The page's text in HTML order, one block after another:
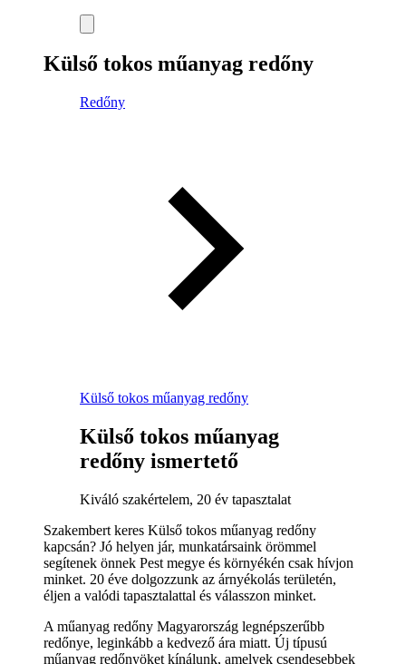
Külső tokos műanyag redőny
Redőny
Külső tokos műanyag redőny
Külső tokos műanyag
redőny ismertető
Kiváló szakértelem, 20 év tapasztalat
Szakembert keres Külső tokos műanyag redőny
kapcsán? Jó helyen jár, munkatársaink örömmel
segítenek önnek Pest megye és környékén csak hívjon
minket. 20 éve dolgozzunk az árnyékolás területén,
éljen a valódi tapasztalattal és válasszon minket.
A műanyag redőny Magyarország legnépszerűbb
redőnye, leginkább a kedvező ára miatt. Új típusú
műanyag redőnyöket kínálunk, amelyek csendesebbek